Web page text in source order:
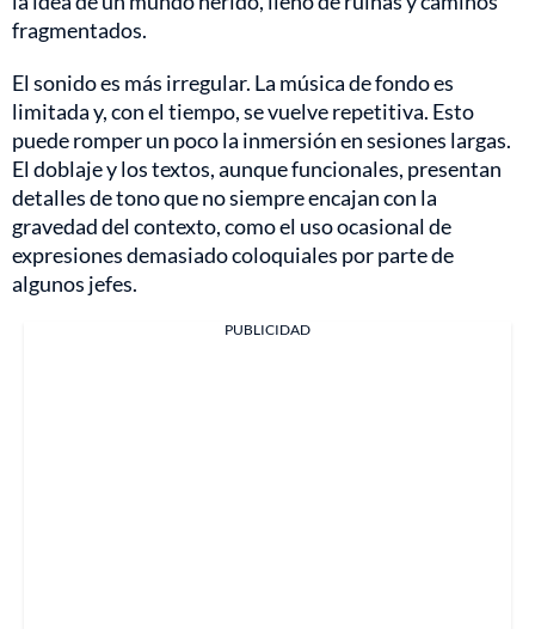
fragmentados.
El sonido es más irregular. La música de fondo es
limitada y, con el tiempo, se vuelve repetitiva. Esto
puede romper un poco la inmersión en sesiones largas.
El doblaje y los textos, aunque funcionales, presentan
detalles de tono que no siempre encajan con la
gravedad del contexto, como el uso ocasional de
expresiones demasiado coloquiales por parte de
algunos jefes.
PUBLICIDAD